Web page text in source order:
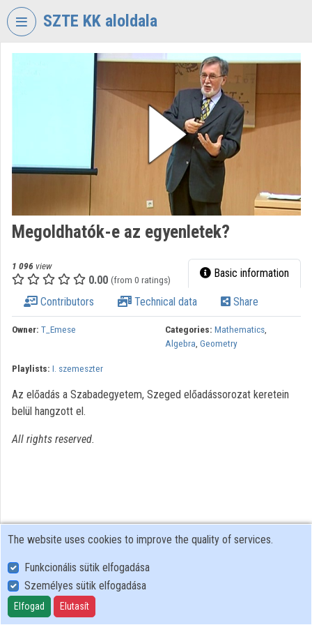
Skip header
SZTE KK aloldala
TORIUM
LIBRARY
Organization home
Categories
Organization playlists
Contributors
Megoldhatók-e az egyenletek?
1 096 view
0.00 (from 0 ratings) Basic information
Contributors Technical data Share
Owner: T_Emese Categories: Mathematics,
Algebra, Geometry
Playlists: I. szemeszter
Az előadás a Szabadegyetem, Szeged előadássorozat keretein
belül hangzott el.
All rights reserved.
User Policy
Adatkezelési tájékoztató (en)
Cookie Policy
The website uses cookies to improve the quality of services.
Funkcionális sütik elfogadása
Személyes sütik elfogadása
Elfogad Elutasít